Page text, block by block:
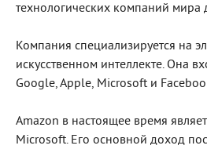
технологических компаний мира
Компания специализируется на
искусственном интеллекте. Она
Google, Apple, Microsoft и
Amazon в настоящее время
Microsoft. Его основной доход